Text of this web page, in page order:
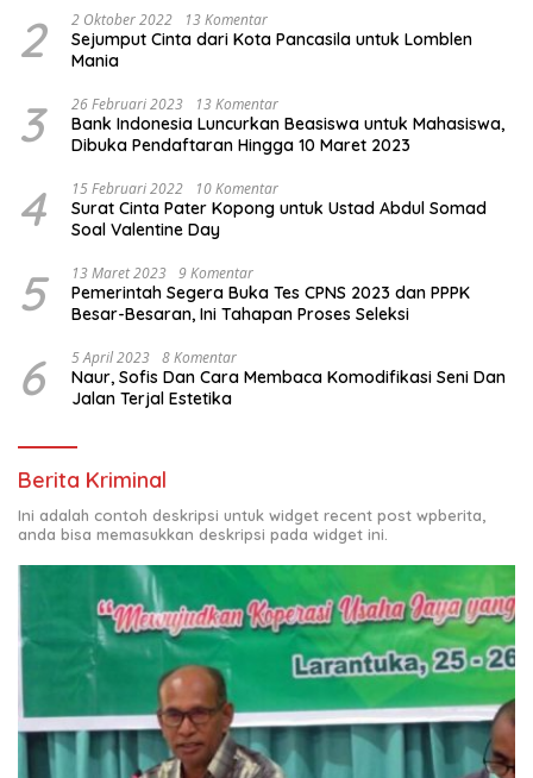
2 2 Oktober 2022 13 Komentar
Sejumput Cinta dari Kota Pancasila untuk Lomblen
Mania
3 26 Februari 2023 13 Komentar
Bank Indonesia Luncurkan Beasiswa untuk Mahasiswa,
Dibuka Pendaftaran Hingga 10 Maret 2023
4 15 Februari 2022 10 Komentar
Surat Cinta Pater Kopong untuk Ustad Abdul Somad
Soal Valentine Day
5 13 Maret 2023 9 Komentar
Pemerintah Segera Buka Tes CPNS 2023 dan PPPK
Besar-Besaran, Ini Tahapan Proses Seleksi
6 5 April 2023 8 Komentar
Naur, Sofis Dan Cara Membaca Komodifikasi Seni Dan
Jalan Terjal Estetika
Berita Kriminal
Ini adalah contoh deskripsi untuk widget recent post wpberita,
anda bisa memasukkan deskripsi pada widget ini.